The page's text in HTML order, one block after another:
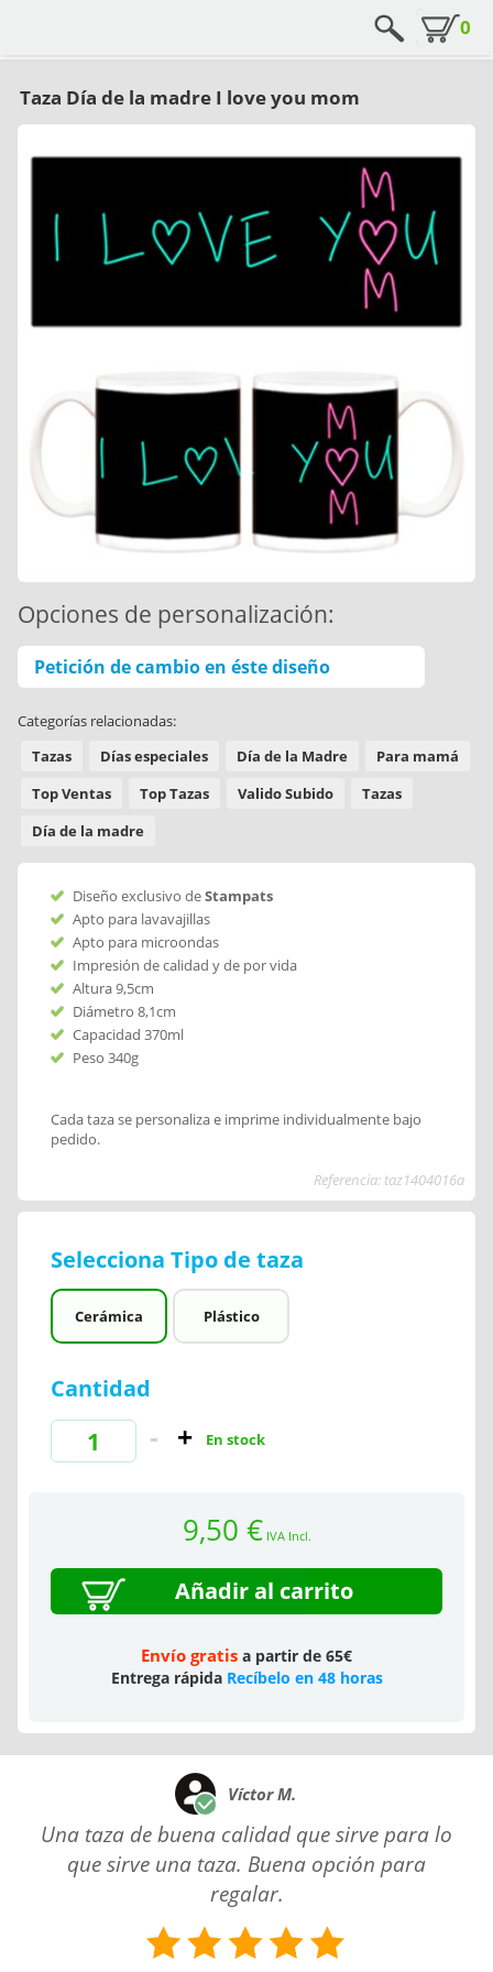
0
Taza Día de la madre I love you mom
Opciones de personalización:
Petición de cambio en éste diseño
Categorías relacionadas:
Tazas
Días especiales Día de la Madre
Para mamá
Top Ventas
Top Tazas Valido Subido
Tazas
Día de la madre
Diseño exclusivo deStampats
Apto para lavavajillas
Apto para microondas
Impresión de calidad y de por vida
Altura 9,5cm
Diámetro 8,1cm
Capacidad 370ml
Peso 340g
Cada taza se personaliza e imprime individualmente bajo
pedido.
Referencia: taz1404016a
Selecciona Tipo de taza
Cerámica Plástico
Cantidad
En stock
9,50 €IVA Incl.
Añadir al carrito
Envío gratis a partir de 65€
Entrega rápida Recíbelo en 48 horas
Víctor M.
Una taza de buena calidad que sirve para lo
que sirve una taza. Buena opción para
regalar.